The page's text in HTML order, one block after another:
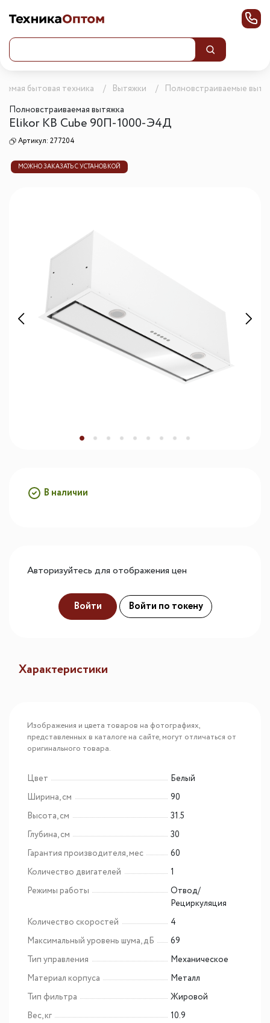
бытовая техника Вытяжки
Полновстраиваемые
Полновстраиваемая вытяжка
Elikor КВ Cube 90П-1000-Э4Д
Артикул: 277204
МОЖНО ЗАКАЗАТЬ С УСТАНОВКОЙ
В наличии
Авторизуйтесь для отображения цен
Войти Войти по токену
Характеристики
Изображения и цвета товаров на фотографиях,
представленных в каталоге на сайте, могут отличаться от
оригинального товара.
Цвет
Белый
Ширина, см
90
Высота, см
31.5
Глубина, см
30
Гарантия производителя, мес
60
Количество двигателей
1
Режимы работы
Отвод/
Рециркуляция
Количество скоростей
4
Максимальный уровень шума, дБ
69
Тип управления
Механическое
Материал корпуса
Металл
Тип фильтра
Жировой
Вес, кг
10.9